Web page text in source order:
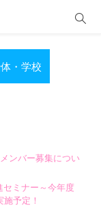
・学校
ンバー募集につい
セミナー～今年度
予定！